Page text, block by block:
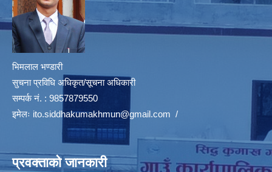
भिमलाल भण्डारी
सुचना प्रविधि अधिकृत/सूचना अधिकारी
सम्पर्क नं. : 9857879550
इमेलः ito.siddhakumakhmun@gmail.com /
प्रवक्ताको जानकारी